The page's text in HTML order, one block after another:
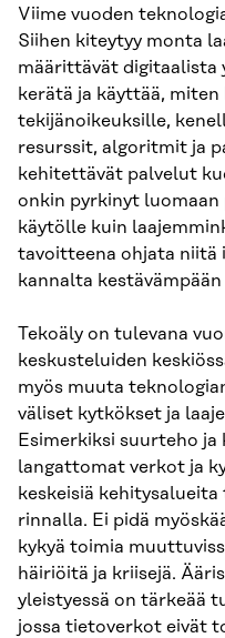
Viime vuoden
Siihen kiteytyy monta
määrittävät digitaalista
kerätä ja käyttää, miten
tekijänoikeuksille,
resurssit, algoritmit ja
kehitettävät palvelut
onkin pyrkinyt
käytölle kuin
tavoitteena ohjata niitä
kannalta
Tekoäly on tulevana
keskusteluiden
myös muuta
väliset kytkökset ja
Esimerkiksi suurteho
langattomat verkot ja
keskeisiä
rinnalla. Ei pidä
kykyä toimia
häiriöitä ja kriisejä.
yleistyessä on tärkeää
jossa tietoverkot eivät